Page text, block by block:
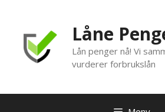
innhold
Låne
Lån penger nå! Vi
vurderer forbrukslån